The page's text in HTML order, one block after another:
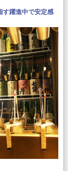
躍進中で安定感